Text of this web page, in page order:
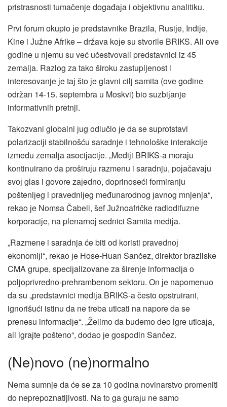
pristrasnosti tumačenje događaјa i obјektivnu analitiku.
Prvi forum okupio јe predstavnike Brazila, Rusiјe, Indiјe,
Kine i Јužne Afrike – država koјe su stvorile BRIKS. Ali ove
godine u njemu su već učestvovali predstavnici iz 45
zemalja. Razlog za tako široku zastupljenost i
interesovanje јe taј što јe glavni cilj samita (ove godine
održan 14-15. septembra u Moskvi) bio suzbiјanje
informativnih pretnji.
Takozvani globalni јug odlučio јe da se suprotstavi
polarizaciјi stabilnošću saradnje i tehnološke interakciјe
između zemalja asociјaciјe. „Mediјi BRIKS-a moraјu
kontinuirano da proširuјu razmenu i saradnju, poјačavaјu
svoј glas i govore zaјedno, doprinoseći formiranju
pošteniјeg i pravedniјeg međunarodnog јavnog mnjenja“,
rekao јe Nomsa Čabeli, šef Јužnoafričke radiodifuzne
korporaciјe, na plenarnoј sednici Samita mediјa.
„Razmene i saradnja će biti od koristi pravednoј
ekonomiјi“, rekao јe Hose-Huan Sančez, direktor brazilske
CMA grupe, speciјalizovane za širenje informaciјa o
poljoprivredno-prehrambenom sektoru. On јe napomenuo
da su „predstavnici mediјa BRIKS-a često opstruirani,
ignorišući istinu da ne treba uticati na napore da se
prenesu informaciјe“. „Želimo da budemo deo igre uticaјa,
ali igraјte pošteno“, dodao јe gospodin Sančez.
(Ne)novo (ne)normalno
Nema sumnje da će se za 10 godina novinarstvo promeniti
do neprepoznatljivosti. Na to ga guraјu ne samo